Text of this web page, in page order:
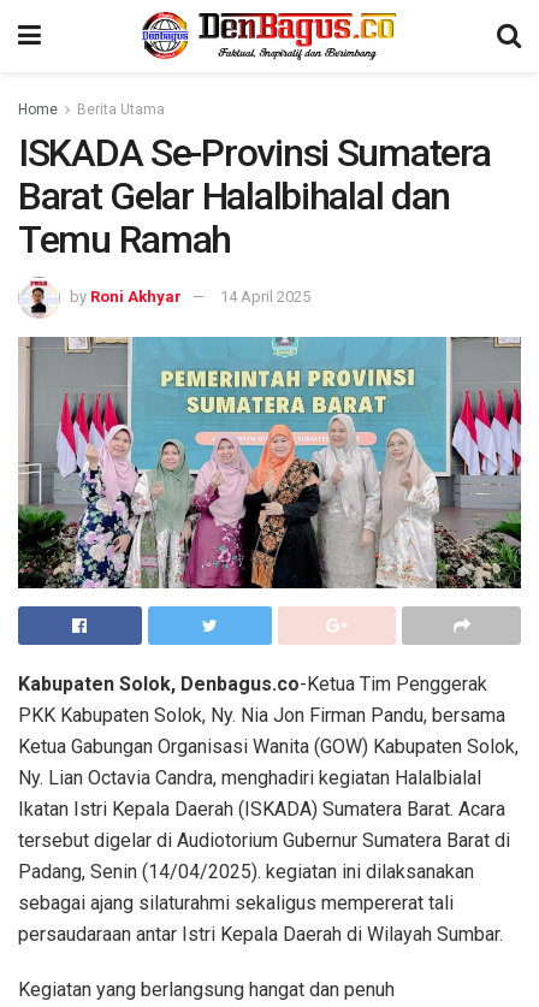
Home Berita Utama
ISKADA Se-Provinsi Sumatera
Barat Gelar Halalbihalal dan
Temu Ramah
by Roni Akhyar 14 April 2025
Kabupaten Solok, Denbagus.co-Ketua Tim Penggerak
PKK Kabupaten Solok, Ny. Nia Jon Firman Pandu, bersama
Ketua Gabungan Organisasi Wanita (GOW) Kabupaten Solok,
Ny. Lian Octavia Candra, menghadiri kegiatan Halalbialal
Ikatan Istri Kepala Daerah (ISKADA) Sumatera Barat. Acara
tersebut digelar di Audiotorium Gubernur Sumatera Barat di
Padang, Senin (14/04/2025). kegiatan ini dilaksanakan
sebagai ajang silaturahmi sekaligus mempererat tali
persaudaraan antar Istri Kepala Daerah di Wilayah Sumbar.
Kegiatan yang berlangsung hangat dan penuh